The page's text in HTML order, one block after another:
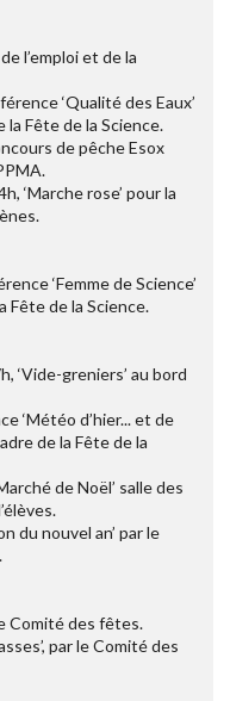
l’emploi et de la
‘Qualité des Eaux’
la Fête de la Science.
de pêche Esox
‘Marche rose’ pour la
‘Femme de Science’
Fête de la Science.
‘Vide-greniers’ au bord
‘Météo d’hier... et de
de la Fête de la
de Noël’ salle des
du nouvel an’ par le
Comité des fêtes.
par le Comité des